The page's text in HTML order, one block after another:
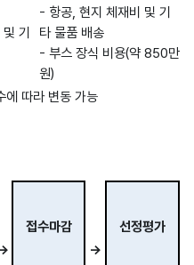
기
- 항공, 현지 체재비 및 기
타 물품 배송
- 부스 장식 비용(약 850만
원)
따라 변동 가능
접수마감
→
선정평가